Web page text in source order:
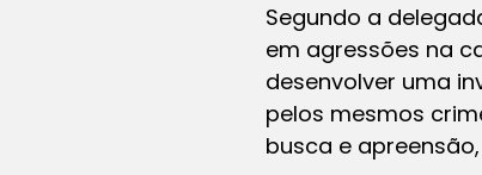
Segundo a
em agressões na
desenvolver uma
pelos mesmos
busca e